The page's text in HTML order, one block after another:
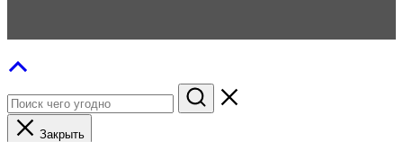
Закрыть